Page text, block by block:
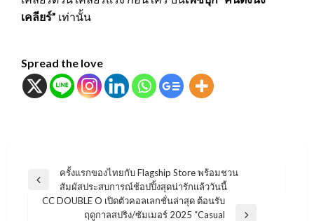
เคลียร์” เท่านั้น
Spread the love
แนะแนว
เรื่อง
Previous
Post
ครั้งแรกของไทยกับ Flagship Store พร้อมชวน
สัมผัสประสบการณ์ช้อปปิ้งสุดน่ารักแล้ววันนี้
CC DOUBLE O เปิดตัวคอลเลกชั่นล่าสุด ต้อนรับ
ฤดูกาลสปริง/ซัมเมอร์ 2025 “Casual